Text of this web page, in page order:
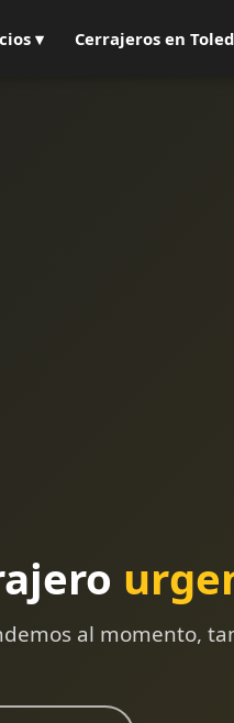
▾ Cerrajeros en
al momento,